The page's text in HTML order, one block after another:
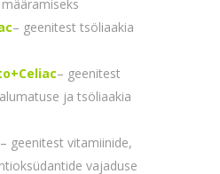
– geenitest tsöliaakia
– geenitest
ja tsöliaakia
– geenitest vitamiinide,
vajaduse